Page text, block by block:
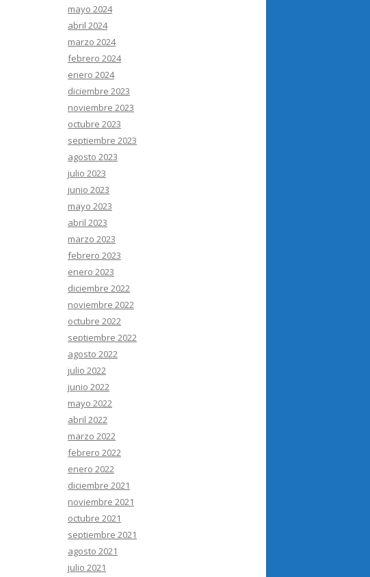
mayo 2024
abril 2024
marzo 2024
febrero 2024
enero 2024
diciembre 2023
noviembre 2023
octubre 2023
septiembre 2023
agosto 2023
julio 2023
junio 2023
mayo 2023
abril 2023
marzo 2023
febrero 2023
enero 2023
diciembre 2022
noviembre 2022
octubre 2022
septiembre 2022
agosto 2022
julio 2022
junio 2022
mayo 2022
abril 2022
marzo 2022
febrero 2022
enero 2022
diciembre 2021
noviembre 2021
octubre 2021
septiembre 2021
agosto 2021
julio 2021